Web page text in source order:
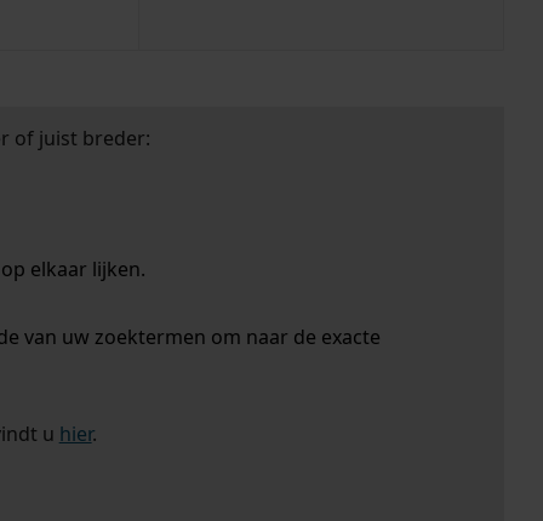
of juist breder:
elkaar lijken.
van uw zoektermen om naar de exacte
u hier.